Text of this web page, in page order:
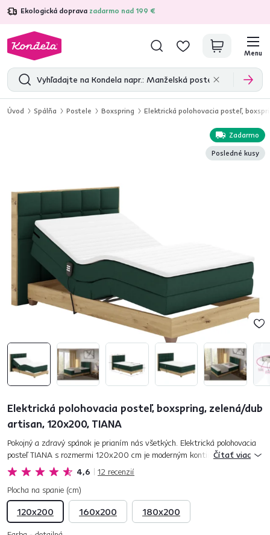
Ekologická doprava zadarmo nad 199 €
4,7 31 157overených produktových recenzií
Menu
Úvod Spálňa Postele Boxspring Elektrická polohovacia posteľ,
Zadarmo
Posledné kusy
Elektrická polohovacia posteľ, boxspring, zelená/dub
artisan, 120x200, TIANA
4,6 12 recenzií
Pokojný a zdravý spánok je prianím nás všetkých. Elektrická polohovacia
posteľ TIANA s rozmermi 120x200 cm je moderným kontinentálnym
typom boxspringovej postele, ktorá nielenže vyzerá luxusne,...
Čítať viac
Plocha na spanie (cm)
120x200 160x200 180x200